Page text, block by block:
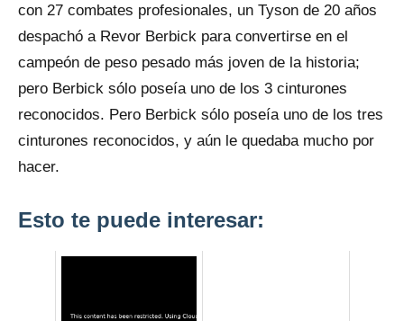
con 27 combates profesionales, un Tyson de 20 años
despachó a Revor Berbick para convertirse en el
campeón de peso pesado más joven de la historia;
pero Berbick sólo poseía uno de los 3 cinturones
reconocidos. Pero Berbick sólo poseía uno de los tres
cinturones reconocidos, y aún le quedaba mucho por
hacer.
Esto te puede interesar: